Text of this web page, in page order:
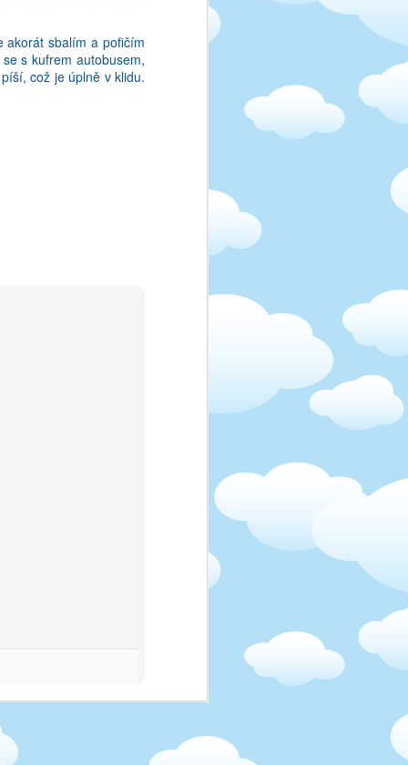
akorát sbalím a pofičím
s kufrem autobusem,
což je úplně v klidu.
psat. Tak si rikam,
nebyl dokonceny.
vadit!:)
na začátku. Čím déle
ke spokojenosti
že jsem se mohla z
za které jsem měla
jsem koule na
co se jim nelíbilo,
jen to vypadalo blbě,
jsem si připadala
a holky už neměly
chtít něco vynutit, já